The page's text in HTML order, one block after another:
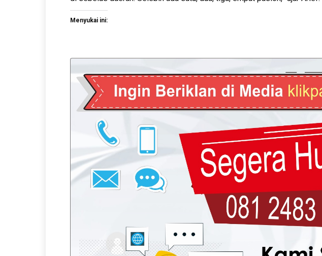
Menyukai ini: